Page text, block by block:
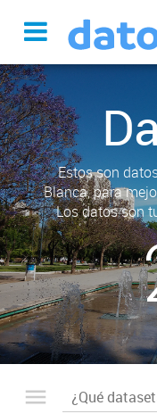
Estos son
Blanca, para
Los datos son